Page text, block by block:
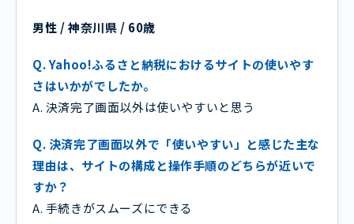
男性 / 神奈川県 / 60歳
Q. Yahoo!ふるさと納税におけるサイトの使いやす
さはいかがでしたか。
A. 決済完了画面以外は使いやすいと思う
Q. 決済完了画面以外で「使いやすい」と感じた主な
理由は、サイトの構成と操作手順のどちらが近いで
すか？
A. 手続きがスムーズにできる